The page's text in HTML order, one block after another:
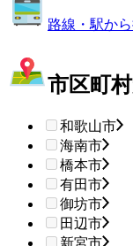
路線・駅か
市区町
和歌山市
海南市
橋本市
有田市
御坊市
田辺市